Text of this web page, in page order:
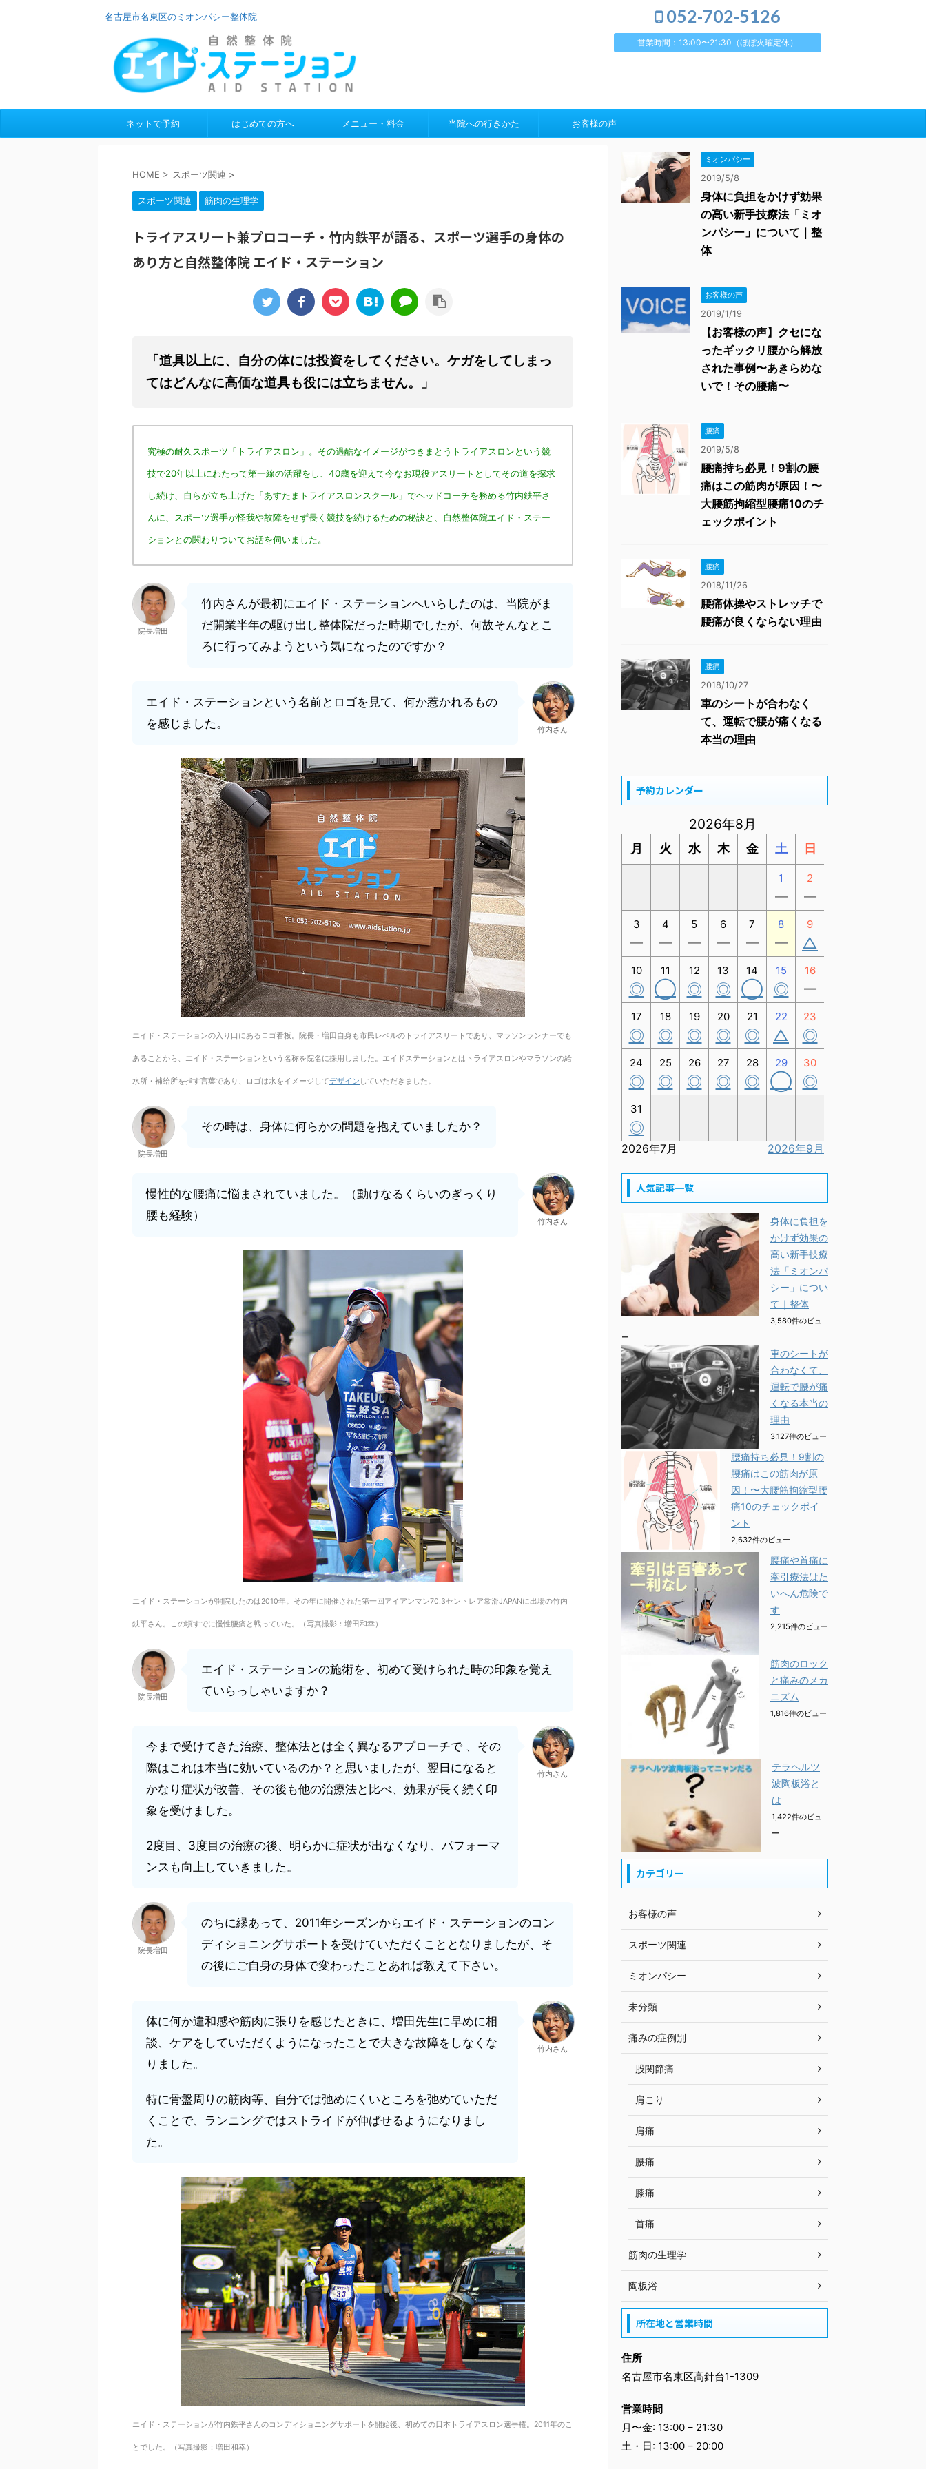
名古屋市名東区のミオンパシー整体院 052-702-5126
営業時間：13:00〜21:30（ほぼ火曜定休）
ネットで予約 はじめての方へ メニュー・料金 当院への行きかた お客様の声
HOME > スポーツ関連 >
スポーツ関連 筋肉の生理学
トライアスリート兼プロコーチ・竹内鉄平が語る、スポーツ選手の身体の
あり方と自然整体院 エイド・ステーション
「道具以上に、自分の体には投資をしてください。ケガをしてしまっ
てはどんなに高価な道具も役には立ちません。」
究極の耐久スポーツ「トライアスロン」。その過酷なイメージがつきまとうトライアスロンという競
技で20年以上にわたって第一線の活躍をし、40歳を迎えて今なお現役アスリートとしてその道を探求
し続け、自らが立ち上げた「あすたまトライアスロンスクール」でヘッドコーチを務める竹内鉄平さ
んに、スポーツ選手が怪我や故障をせず長く競技を続けるための秘訣と、自然整体院エイド・ステー
ションとの関わりついてお話を伺いました。
院長増田
竹内さんが最初にエイド・ステーションへいらしたのは、当院がま
だ開業半年の駆け出し整体院だった時期でしたが、何故そんなとこ
ろに行ってみようという気になったのですか？
エイド・ステーションという名前とロゴを見て、何か惹かれるもの
を感じました。
竹内さん
エイド・ステーションの入り口にあるロゴ看板。院長・増田自身も市民レベルのトライアスリートであり、マラソンランナーでも
あることから、エイド・ステーションという名称を院名に採用しました。エイドステーションとはトライアスロンやマラソンの給
水所・補給所を指す言葉であり、ロゴは水をイメージしてデザイン していただきました。
院長増田
その時は、身体に何らかの問題を抱えていましたか？
慢性的な腰痛に悩まされていました。（動けなるくらいのぎっくり
腰も経験）
竹内さん
エイド・ステーションが開院したのは2010年。その年に開催された第一回アイアンマン70.3セントレア常滑JAPANに出場の竹内
鉄平さん。この頃すでに慢性腰痛と戦っていた。（写真撮影：増田和幸）
院長増田
エイド・ステーションの施術を、初めて受けられた時の印象を覚え
ていらっしゃいますか？
今まで受けてきた治療、整体法とは全く異なるアプローチで 、その
際はこれは本当に効いているのか？と思いましたが、翌日になると
かなり症状が改善、その後も他の治療法と比べ、効果が長く続く印
象を受けました。
2度目、3度目の治療の後、明らかに症状が出なくなり、パフォーマ
ンスも向上していきました。
竹内さん
院長増田
のちに縁あって、2011年シーズンからエイド・ステーションのコン
ディショニングサポートを受けていただくこととなりましたが、そ
の後にご自身の身体で変わったことあれば教えて下さい。
体に何か違和感や筋肉に張りを感じたときに、増田先生に早めに相
談、ケアをしていただくようになったことで大きな故障をしなくな
りました。
特に骨盤周りの筋肉等、自分では弛めにくいところを弛めていただ
くことで、ランニングではストライドが伸ばせるようになりまし
た。
竹内さん
エイド・ステーションが竹内鉄平さんのコンディショニングサポートを開始後、初めての日本トライアスロン選手権。2011年のこ
とでした。（写真撮影：増田和幸）
ミオンパシー
2019/5/8
身体に負担をかけず効果
の高い新手技療法「ミオ
ンパシー」について｜整
体
お客様の声
2019/1/19
【お客様の声】クセにな
ったギックリ腰から解放
された事例〜あきらめな
いで！その腰痛〜
腰痛
2019/5/8
腰痛持ち必見！9割の腰
痛はこの筋肉が原因！〜
大腰筋拘縮型腰痛10のチ
ェックポイント
腰痛
2018/11/26
腰痛体操やストレッチで
腰痛が良くならない理由
腰痛
2018/10/27
車のシートが合わなく
て、運転で腰が痛くなる
本当の理由
予約カレンダー
2026年8月
月 火 水 木 金 土 日
1
ー
2
ー
3
ー
4
ー
5
ー
6
ー
7
ー
8
ー
9
△
10
◎
11
◯
12
◎
13
◎
14
◯
15
◎
16
ー
17
◎
18
◎
19
◎
20
◎
21
◎
22
△
23
◎
24
◎
25
◎
26
◎
27
◎
28
◎
29
◯
30
◎
31
◎
2026年7月 2026年9月
人気記事一覧
身体に負担を
かけず効果の
高い新手技療
法「ミオンパ
シー」につい
て｜整体
3,580件のビュ
ー
車のシートが
合わなくて、
運転で腰が痛
くなる本当の
理由
3,127件のビュー
腰痛持ち必見！9割の
腰痛はこの筋肉が原
因！〜大腰筋拘縮型腰
痛10のチェックポイ
ント
2,632件のビュー
腰痛や首痛に
牽引療法はた
いへん危険で
す
2,215件のビュー
筋肉のロック
と痛みのメカ
ニズム
1,816件のビュー
テラヘルツ
波陶板浴と
は
1,422件のビュ
ー
カテゴリー
お客様の声
スポーツ関連
ミオンパシー
未分類
痛みの症例別
股関節痛
肩こり
肩痛
腰痛
膝痛
首痛
筋肉の生理学
陶板浴
所在地と営業時間
住所
名古屋市名東区高針台1-1309
営業時間
月〜金: 13:00 – 21:30
土・日: 13:00 – 20:00